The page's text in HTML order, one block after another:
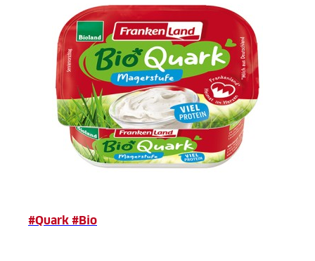
#Quark #Bio